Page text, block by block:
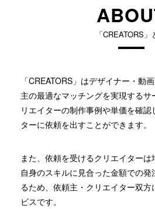
「CREATORS」
「CREATORS」はデザイナー・動
主の最適なマッチングを実現する
リエイターの制作事例や単価を確
ターに依頼を出すことができます。
また、依頼を受けるクリエイターは
自身のスキルに見合った金額での発
るため、依頼主・クリエイター双
ビスです。